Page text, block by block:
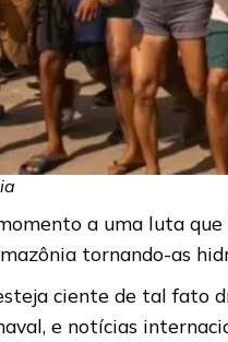
a uma luta
tornando-as
ciente de tal fato
e notícias